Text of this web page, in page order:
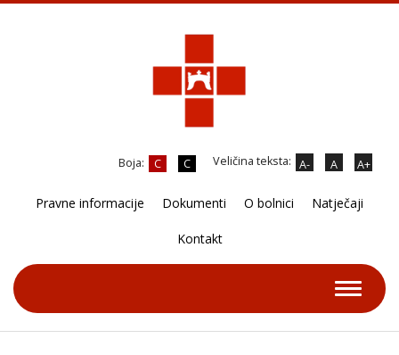
C C
Boja: A- A A+
Veličina teksta:
Pravne informacije Dokumenti O bolnici Natječaji
Kontakt